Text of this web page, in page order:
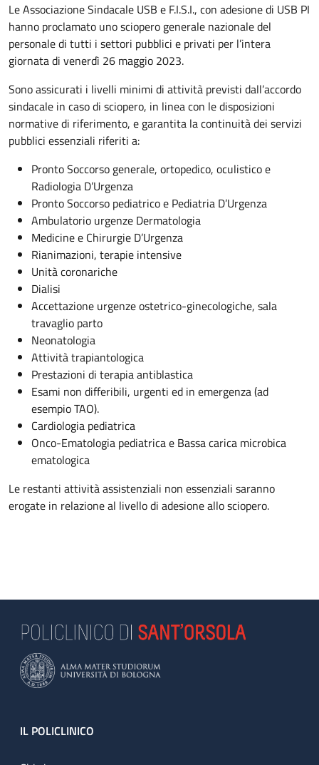
Le Associazione Sindacale USB e F.I.S.I., con adesione di USB PI
hanno proclamato uno sciopero generale nazionale del
personale di tutti i settori pubblici e privati per l’intera
giornata di venerdì 26 maggio 2023.
Sono assicurati i livelli minimi di attività previsti dall’accordo
sindacale in caso di sciopero, in linea con le disposizioni
normative di riferimento, e garantita la continuità dei servizi
pubblici essenziali riferiti a:
Pronto Soccorso generale, ortopedico, oculistico e
Radiologia D’Urgenza
Pronto Soccorso pediatrico e Pediatria D’Urgenza
Ambulatorio urgenze Dermatologia
Medicine e Chirurgie D’Urgenza
Rianimazioni, terapie intensive
Unità coronariche
Dialisi
Accettazione urgenze ostetrico-ginecologiche, sala
travaglio parto
Neonatologia
Attività trapiantologica
Prestazioni di terapia antiblastica
Esami non differibili, urgenti ed in emergenza (ad
esempio TAO).
Cardiologia pediatrica
Onco-Ematologia pediatrica e Bassa carica microbica
ematologica
Le restanti attività assistenziali non essenziali saranno
erogate in relazione al livello di adesione allo sciopero.
Footer
IL POLICLINICO